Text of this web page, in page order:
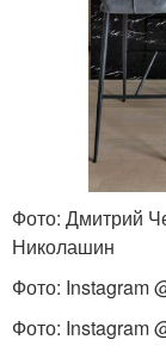
Фото: Дмитрий
Николашин
Фото: Instagram
Фото: Instagram